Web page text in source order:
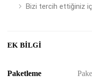
Bizi tercih ettiğiniz
EK BILGI
Paketleme